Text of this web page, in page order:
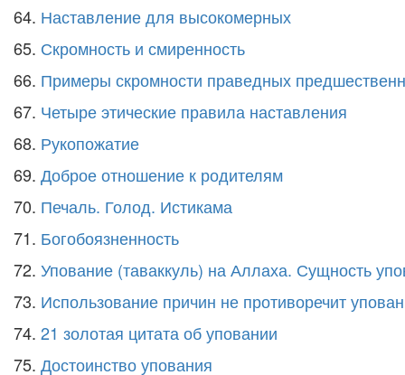
64. Наставление для высокомерных
65. Скромность и смиренность
66. Примеры скромности праведных
67. Четыре этические правила наставления
68. Рукопожатие
69. Доброе отношение к родителям
70. Печаль. Голод. Истикама
71. Богобоязненность
72. Упование (таваккуль) на Аллаха. Сущность
73. Использование причин не противоречит
74. 21 золотая цитата об уповании
75. Достоинство упования